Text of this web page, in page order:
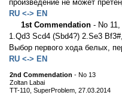
произведение не может
RU <-> EN
1st Commendation - No
1.Qd3 Scd4 (Sbd4?) 2.Se3
Выбор первого хода белых,
RU <-> EN
2nd Commendation - No 13
Zoltan Labai
TT-110, SuperProblem, 27.03.2014